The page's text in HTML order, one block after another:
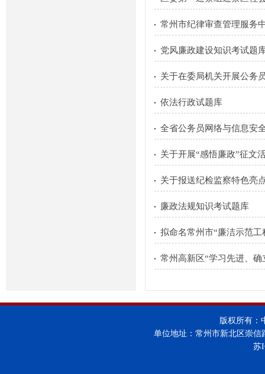
常州市纪律审查管理服务
党风廉政建设知识考试题
关于在委局机关开展公务
依法行政试题库
全省公务员网络与信息安
关于开展“感悟廉政”征文
关于报送纪检监察特色亮
廉政法规知识考试题库
拟命名常州市“廉洁示范工
常州高新区“学习先进、
版权所有：
单位地址：常州市新北区崇
苏